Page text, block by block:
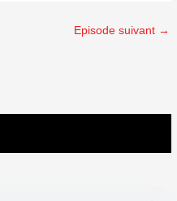
Episode suivant →